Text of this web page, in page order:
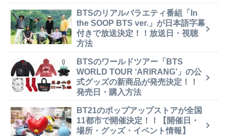
BTSのリアルバラエティ番組「In
the SOOP BTS ver.」が日本語字幕
付きで放送決定！！放送日・視聴
方法
BTSのワールドツアー「BTS
WORLD TOUR ‘ARIRANG’」の公
式グッズの新商品が発売決定！！
発売日・購入方法
BT21のポップアップストアが全国
11都市で開催決定！！【開催日・
場所・グッズ・イベント情報】